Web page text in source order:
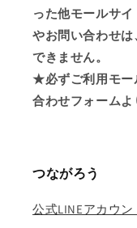
った他モールサ
やお問い合わせ
できません。
★必ずご利用モー
合わせフォームよ
つながろう
公式LINEアカウン